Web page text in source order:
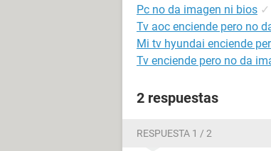
Pc no da imagen ni bios ✓
Tv aoc enciende pero no
Mi tv hyundai enciende
Tv enciende pero no da
2 respuestas
RESPUESTA 1 / 2